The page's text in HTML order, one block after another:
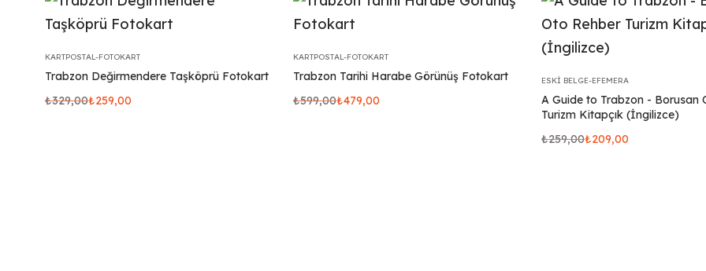
KARTPOSTAL-FOTOKART
Trabzon Değirmendere Taşköprü Fotokart
₺329,00₺259,00
KARTPOSTAL-FOTOKART
Trabzon Tarihi Harabe Görünüş Fotokart
₺599,00₺479,00
ESKI BELGE-EFEMERA
A Guide to Trabzon - Borusan
Turizm Kitapçık (İngilizce)
₺259,00₺209,00